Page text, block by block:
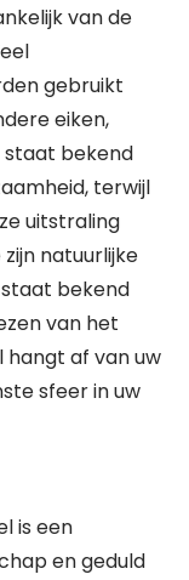
van de
gebruikt
eiken,
staat bekend
terwijl
uitstraling
natuurlijke
bekend
van het
af van uw
sfeer in uw
is een
en geduld